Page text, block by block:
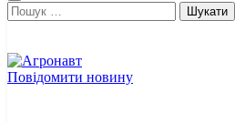
Пошук:
Повідомити новину